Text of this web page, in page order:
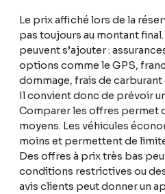
Le prix affiché lors de la
pas toujours au montant
peuvent s’ajouter :
options comme le GPS,
dommage, frais de carburant
Il convient donc de prévoir
Comparer les offres permet
moyens. Les véhicules
moins et permettent de
Des offres à prix très bas
conditions restrictives ou
avis clients peut donner un